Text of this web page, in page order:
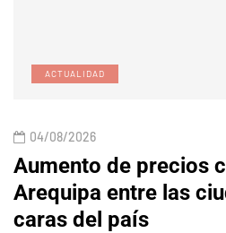
ACTUALIDAD
04/08/2026
Aumento de precios
Arequipa entre las
caras del país